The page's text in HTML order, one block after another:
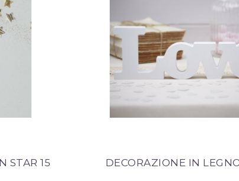
STAR 15
DECORAZIONE IN
Totale